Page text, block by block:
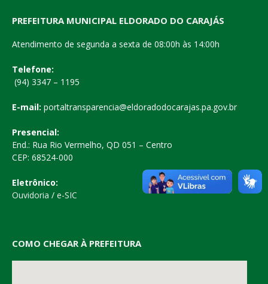
PREFEITURA MUNICIPAL ELDORADO DO CARAJÁS
Atendimento de segunda a sexta de 08:00h às 14:00h
Telefone:
(94) 3347 – 1195
E-mail: portaltransparencia@eldoradodocarajas.pa.gov.br
Presencial:
End.: Rua Rio Vermelho, QD 051 – Centro
CEP: 68524-000
Eletrônico:
Ouvidoria / e-SIC
COMO CHEGAR À PREFEITURA